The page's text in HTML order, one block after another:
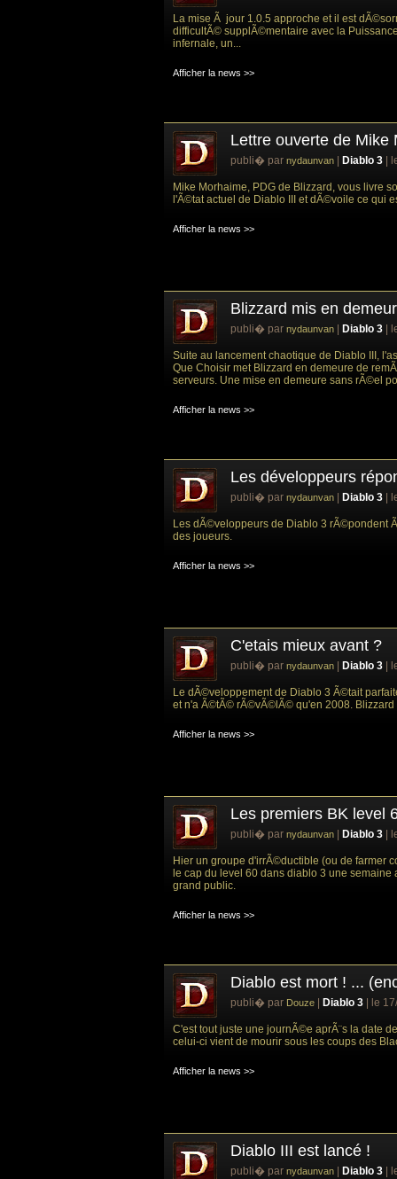
La mise Ã jour 1.0.5 approche et il est
difficultÃ© supplÃ©mentaire avec la
infernale, un...
Afficher la news >>
Lettre ouverte de Mike
publi� par nydaunvan Diablo 3 |
Mike Morhaime, PDG de Blizzard, vous livre
l'Ã©tat actuel de Diablo III et dÃ©voile ce qui
Afficher la news >>
Blizzard mis en
publi� par nydaunvan Diablo 3 |
Suite au lancement chaotique de Diablo III,
Que Choisir met Blizzard en demeure de
serveurs. Une mise en demeure sans rÃ©el
Afficher la news >>
Les développeurs
publi� par nydaunvan Diablo 3 |
Les dÃ©veloppeurs de Diablo 3 rÃ©pondent
des joueurs.
Afficher la news >>
C'etais mieux avant ?
publi� par nydaunvan Diablo 3 |
Le dÃ©veloppement de Diablo 3 Ã©tait
et n'a Ã©tÃ© rÃ©vÃ©lÃ© qu'en 2008. Blizzard
Afficher la news >>
Les premiers BK level
publi� par nydaunvan Diablo 3 |
Hier un groupe d'irrÃ©ductible (ou de farmer
le cap du level 60 dans diablo 3 une
grand public.
Afficher la news >>
Diablo est mort ! ...
publi� par Douze Diablo 3 | le
C'est tout juste une journÃ©e aprÃ¨s la date
celui-ci vient de mourir sous les coups des
Afficher la news >>
Diablo III est lancé !
publi� par nydaunvan Diablo 3 |